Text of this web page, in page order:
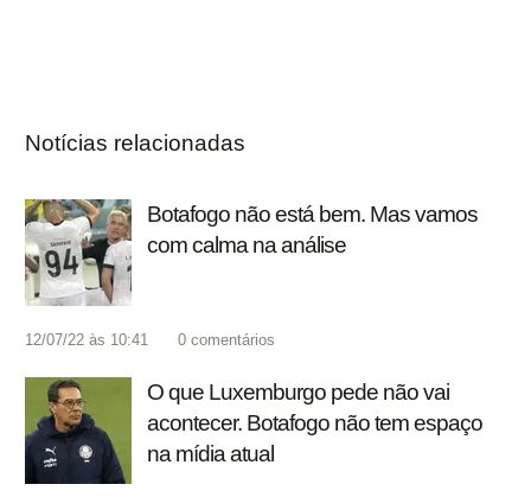
Notícias relacionadas
Botafogo não está bem. Mas vamos
com calma na análise
12/07/22 às 10:41 0 comentários
O que Luxemburgo pede não vai
acontecer. Botafogo não tem espaço
na mídia atual